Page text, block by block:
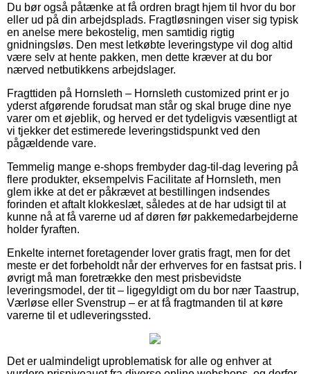
Du bør også påtænke at få ordren bragt hjem til hvor du bor
eller ud på din arbejdsplads. Fragtløsningen viser sig typisk
en anelse mere bekostelig, men samtidig rigtig
gnidningsløs. Den mest letkøbte leveringstype vil dog altid
være selv at hente pakken, men dette kræver at du bor
nærved netbutikkens arbejdslager.
Fragttiden på Hornsleth – Hornsleth customized print er jo
yderst afgørende forudsat man står og skal bruge dine nye
varer om et øjeblik, og herved er det tydeligvis væsentligt at
vi tjekker det estimerede leveringstidspunkt ved den
pågældende vare.
Temmelig mange e-shops frembyder dag-til-dag levering på
flere produkter, eksempelvis Facilitate af Hornsleth, men
glem ikke at det er påkrævet at bestillingen indsendes
forinden et aftalt klokkeslæt, således at de har udsigt til at
kunne nå at få varerne ud af døren før pakkemedarbejderne
holder fyraften.
Enkelte internet foretagender lover gratis fragt, men for det
meste er det forbeholdt når der erhverves for en fastsat pris. I
øvrigt må man foretrække den mest prisbevidste
leveringsmodel, der tit – ligegyldigt om du bor nær Taastrup,
Værløse eller Svenstrup – er at få fragtmanden til at køre
varerne til et udleveringssted.
Det er ualmindeligt uproblematisk for alle og enhver at